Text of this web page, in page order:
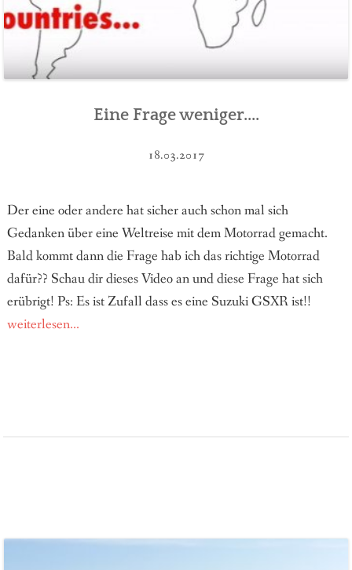
Eine Frage weniger....
18.03.2017
Der eine oder andere hat sicher auch schon mal sich
Gedanken über eine Weltreise mit dem Motorrad gemacht.
Bald kommt dann die Frage hab ich das richtige Motorrad
dafür?? Schau dir dieses Video an und diese Frage hat sich
erübrigt! Ps: Es ist Zufall dass es eine Suzuki GSXR ist!!
weiterlesen...